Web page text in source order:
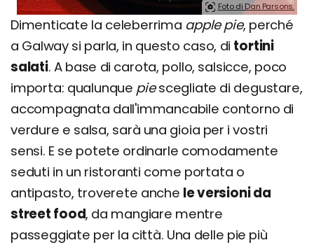
Foto di Dan Parsons.
Dimenticate la celeberrima apple pie, perché
a Galway si parla, in questo caso, di tortini
salati. A base di carota, pollo, salsicce, poco
importa: qualunque piescegliate di degustare,
accompagnata dall'immancabile contorno di
verdure e salsa, sarà una gioia per i vostri
sensi. E se potete ordinarle comodamente
seduti in un ristoranti come portata o
antipasto, troverete anche le versioni da
street food, da mangiare mentre
passeggiate per la città. Una delle pie più